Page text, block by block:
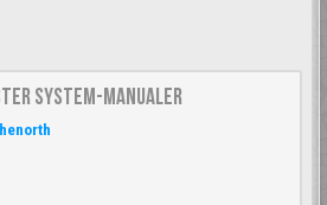
System-manualer